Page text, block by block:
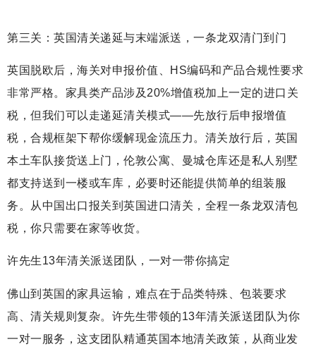
第三关：英国清关递延与末端派送，一条龙双清门到门
英国脱欧后，海关对申报价值、HS编码和产品合规性要求
非常严格。家具类产品涉及20%增值税加上一定的进口关
税，但我们可以走递延清关模式——先放行后申报增值
税，合规框架下帮你缓解现金流压力。清关放行后，英国
本土车队接货送上门，伦敦公寓、曼城仓库还是私人别墅
都支持送到一楼或车库，必要时还能提供简单的组装服
务。从中国出口报关到英国进口清关，全程一条龙双清包
税，你只需要在家等收货。
许先生13年清关派送团队，一对一带你搞定
佛山到英国的家具运输，难点在于品类特殊、包装要求
高、清关规则复杂。许先生带领的13年清关派送团队为你
一对一服务，这支团队精通英国本地清关政策，从商业发